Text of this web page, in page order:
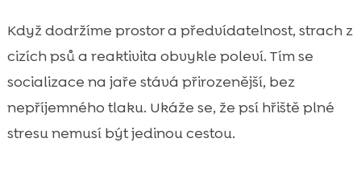
Když dodržíme prostor a předvídatelnost, strach z
cizích psů a reaktivita obvykle poleví. Tím se
socializace na jaře stává přirozenější, bez
nepříjemného tlaku. Ukáže se, že psí hřiště plné
stresu nemusí být jedinou cestou.